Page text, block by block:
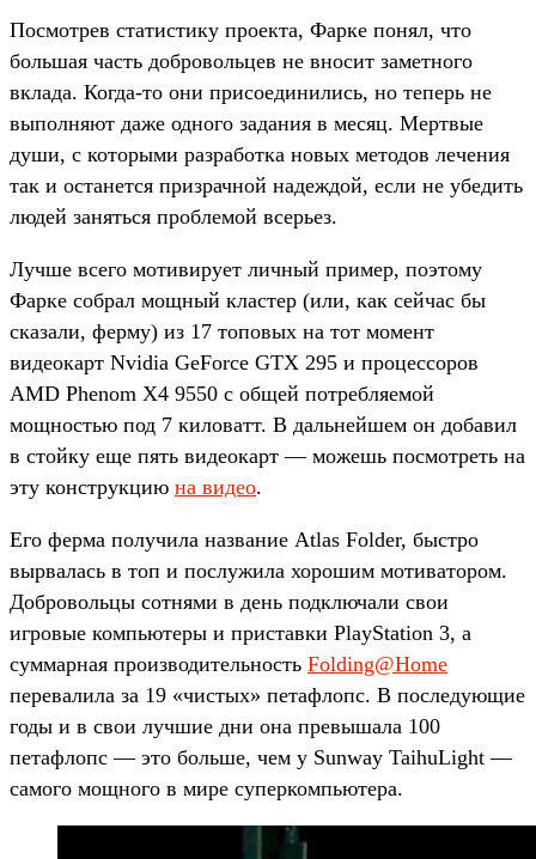
Посмотрев статистику проекта, Фарке понял, что
большая часть добровольцев не вносит заметного
вклада. Когда-то они присоединились, но теперь не
выполняют даже одного задания в месяц. Мертвые
души, с которыми разработка новых методов лечения
так и останется призрачной надеждой, если не убедить
людей заняться проблемой всерьез.
Лучше всего мотивирует личный пример, поэтому
Фарке собрал мощный кластер (или, как сейчас бы
сказали, ферму) из 17 топовых на тот момент
видеокарт Nvidia GeForce GTX 295 и процессоров
AMD Phenom X4 9550 с общей потребляемой
мощностью под 7 киловатт. В дальнейшем он добавил
в стойку еще пять видеокарт — можешь посмотреть на
эту конструкцию на видео.
Его ферма получила название Atlas Folder, быстро
вырвалась в топ и послужила хорошим мотиватором.
Добровольцы сотнями в день подключали свои
игровые компьютеры и приставки PlayStation 3, а
суммарная производительность Folding@Home
перевалила за 19 «чистых» петафлопс. В последующие
годы и в свои лучшие дни она превышала 100
петафлопс — это больше, чем у Sunway TaihuLight —
самого мощного в мире суперкомпьютера.